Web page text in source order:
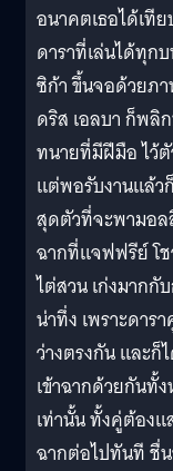
อนาคตเธอได้เที
ดาราที่เล่นได้ทุก
ซิก้า ขึ้นจอด้วยภ
ดริส เอลบา ก็พลิ
ทนายที่มีฝีมือ ไว้
แต่พอรับงานแล้ว
สุดตัวที่จะพามอ
ฉากที่แจฟฟรีย์ โ
ไต่สวน เก่งมากกั
น่าทึ่ง เพราะดา
ว่างตรงกัน และก็
เข้าฉากด้วยกันทั้
เท่านั้น ทั้งคู่ต้อง
ฉากต่อไปทันที ชื่